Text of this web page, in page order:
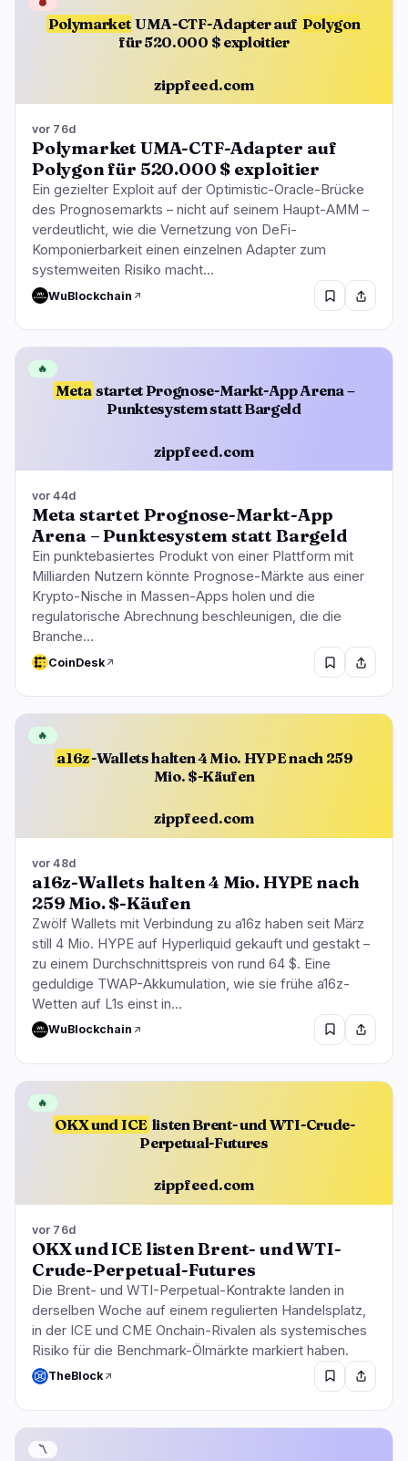
Polymarket UMA-CTF-Adapter auf Polygon
für 520.000 $ exploitier
zippfeed.com
vor 76d
Polymarket UMA-CTF-Adapter auf
Polygon für 520.000 $ exploitier
Ein gezielter Exploit auf der Optimistic-Oracle-Brücke
des Prognosemarkts – nicht auf seinem Haupt-AMM –
verdeutlicht, wie die Vernetzung von DeFi-
Komponierbarkeit einen einzelnen Adapter zum
systemweiten Risiko macht…
WuBlockchain
Meta startet Prognose-Markt-App Arena –
Punktesystem statt Bargeld
zippfeed.com
🔥
vor 44d
Meta startet Prognose-Markt-App
Arena – Punktesystem statt Bargeld
Ein punktebasiertes Produkt von einer Plattform mit
Milliarden Nutzern könnte Prognose-Märkte aus einer
Krypto-Nische in Massen-Apps holen und die
regulatorische Abrechnung beschleunigen, die die
Branche…
CoinDesk
a16z-Wallets halten 4 Mio. HYPE nach 259
Mio. $-Käufen
zippfeed.com
🔥
vor 48d
a16z-Wallets halten 4 Mio. HYPE nach
259 Mio. $-Käufen
Zwölf Wallets mit Verbindung zu a16z haben seit März
still 4 Mio. HYPE auf Hyperliquid gekauft und gestakt –
zu einem Durchschnittspreis von rund 64 $. Eine
geduldige TWAP-Akkumulation, wie sie frühe a16z-
Wetten auf L1s einst in…
WuBlockchain
OKX und ICE listen Brent- und WTI-Crude-
Perpetual-Futures
zippfeed.com
🔥
vor 76d
OKX und ICE listen Brent- und WTI-
Crude-Perpetual-Futures
Die Brent- und WTI-Perpetual-Kontrakte landen in
derselben Woche auf einem regulierten Handelsplatz,
in der ICE und CME Onchain-Rivalen als systemisches
Risiko für die Benchmark-Ölmärkte markiert haben.
TheBlock
〽️